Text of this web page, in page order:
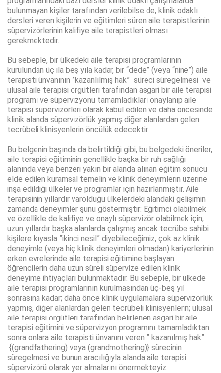
bulunmayan kişiler tarafından verilebilse de, klinik odaklı
dersleri veren kişilerin ve eğitimleri süren aile terapistlerinin
süpervizörlerinin kalifiye aile terapistleri olması
gerekmektedir.
Bu sebeple, bir ülkedeki aile terapisi programlarının
kurulundan üç ila beş yıla kadar, bir “dede” (veya “nine”) aile
terapisti ünvanının ”kazanlılmış hak” süreci süregelmesi ve
ulusal aile terapisi örgütleri tarafından asgari bir aile terapisi
programı ve süpervizyonu tamamladıkları onaylanıp aile
terapisi süpervizörleri olarak kabul edilen ve daha öncesinde
klinik alanda süpervizörlük yapmış diğer alanlardan gelen
tecrübeli klinisyenlerin öncülük edecektir.
Bu belgenin başında da belirtildiği gibi, bu belgedeki öneriler,
aile terapisi eğitiminin genellikle başka bir ruh sağlığı
alanında veya benzeri yakın bir alanda alınan eğitim sonucu
elde edilen kuramsal temelin ve klinik deneyimlerin üzerine
inşa edildiği ülkeler ve programlar için hazırlanmıştır. Aile
terapisinin yıllardır varolduğu ülkelerdeki alandaki gelişimin
zamanda deneyimler şunu göstermiştir: Eğitimci olabilmek
ve özellikle de kalifiye ve onaylı süpervizör olabilmek için;
uzun yıllardır başka alanlarda çalışmış ancak tecrübe sahibi
kişilere kıyasla ”ikinci nesil” diyebileceğimiz, çok az klinik
deneyimle (veya hiç klinik deneyimleri olmadan) kariyerlerinin
erken evrelerinde aile terapisi eğitimine başlayan
öğrencilerin daha uzun süreli süpervize edilen klinik
deneyime ihtiyaçları bulunmaktadır. Bu sebeple, bir ülkede
aile terapisi programlarının kurulmasından üç-beş yıl
sonrasına kadar; daha önce klinik uygulamalara süpervizörlük
yapmış, diğer alanlardan gelen tecrübeli klinisyenlerin; ulusal
aile terapisi örgütleri tarafından belirlenen asgari bir aile
terapisi eğitimini ve süpervizyon programını tamamladıktan
sonra onlara aile terapisti ünvanını veren ” kazanılmış hak”
{(grandfathering) veya (grandmothering)} sürecinin
süregelmesi ve bunun aracılığıyla alanda aile terapisi
süpervizörü olarak yer almalarını önermekteyiz.